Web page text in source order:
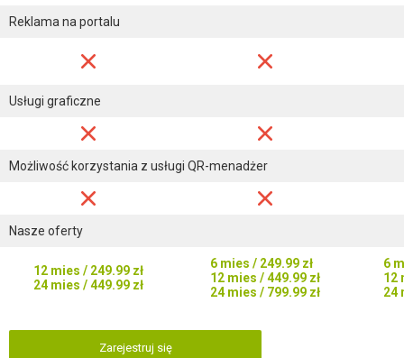
Reklama na portalu
Usługi graficzne
Możliwość korzystania z usługi QR-menadżer
Nasze oferty
12 mies / 249.99 zł
24 mies / 449.99 zł
6 mies / 249.99 zł
12 mies / 449.99 zł
24 mies / 799.99 zł
6
12
24
Zarejestruj się